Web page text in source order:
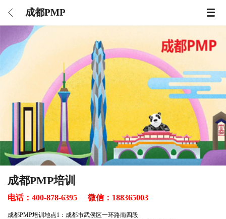
成都PMP
成都PMP培训
电话： 400-878-6395 微信： 188365003
成都PMP培训地点1：成都市武侯区一环路南四段